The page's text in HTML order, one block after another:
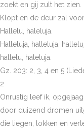
zoekt en gij zult het zien.
Klopt en de deur zal
Hallelu, haleluja.
Halleluja, halleluja,
hallelu, haleluja.
Gz. 203: 2, 3, 4 en 5
2
Onrustig leef ik,
door duizend dromen
die liegen, lokken en